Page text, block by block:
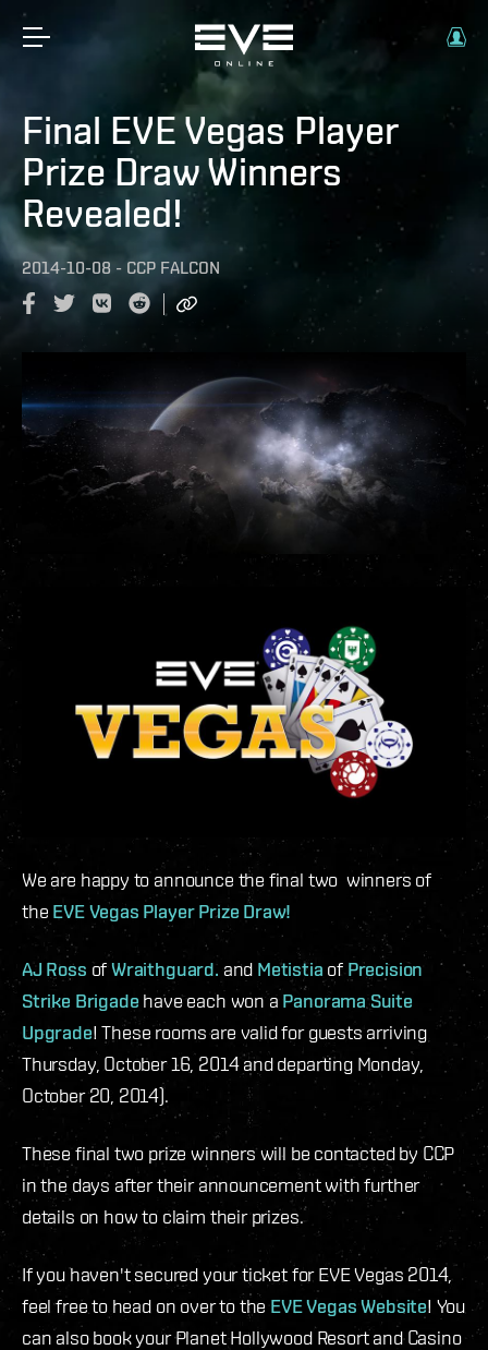
Final EVE Vegas Player
Prize Draw Winners
Revealed!
2014-10-08 - CCP FALCON
We are happy to announce the final two winners of
the EVE Vegas Player Prize Draw!
AJ Ross ofWraithguard. and Metistia of Precision
Strike Brigade have each won a Panorama Suite
Upgrade! These rooms are valid for guests arriving
Thursday, October 16, 2014 and departing Monday,
October 20, 2014).
These final two prize winners will be contacted by CCP
in the days after their announcement with further
details on how to claim their prizes.
If you haven't secured your ticket for EVE Vegas 2014,
feel free to head on over to the EVE Vegas Website! You
can also book your Planet Hollywood Resort and Casino